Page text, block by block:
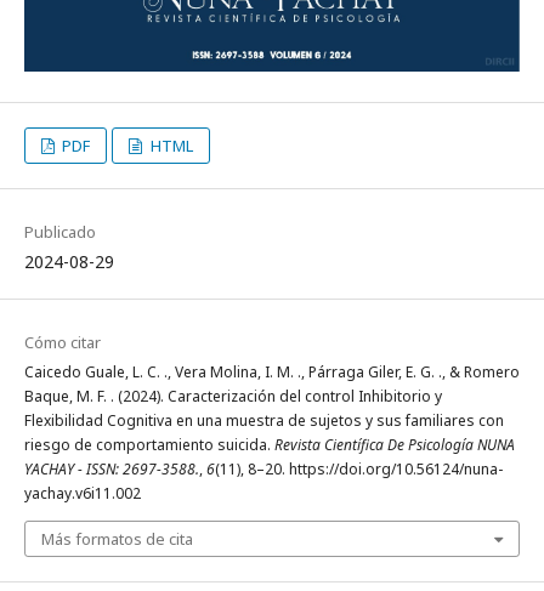
PDF HTML
Publicado
2024-08-29
Cómo citar
Caicedo Guale, L. C. ., Vera Molina, I. M. ., Párraga Giler, E. G. ., & Romero
Baque, M. F. . (2024). Caracterización del control Inhibitorio y
Flexibilidad Cognitiva en una muestra de sujetos y sus familiares con
riesgo de comportamiento suicida. Revista Científica De Psicología NUNA
YACHAY - ISSN: 2697-3588.,6(11), 8–20. https://doi.org/10.56124/nuna-
yachay.v6i11.002
Más formatos de cita